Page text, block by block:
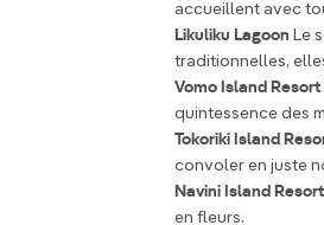
accueillent avec
Likuliku Lagoon Le
traditionnelles,
Vomo Island Resort
quintessence des
Tokoriki Island
convoler en juste
Navini Island Resort
en fleurs.